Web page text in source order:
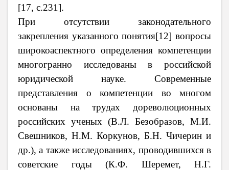
[17, c.231].
При отсутствии законодательного
закрепления указанного понятия[12] вопросы
широкоаспектного определения компетенции
многогранно исследованы в российской
юридической науке. Современные
представления о компетенции во многом
основаны на трудах дореволюционных
российских ученых (В.Л. Безобразов, М.И.
Свешников, Н.М. Коркунов, Б.Н. Чичерин и
др.), а также исследованиях, проводившихся в
советские годы (К.Ф. Шеремет, Н.Г.